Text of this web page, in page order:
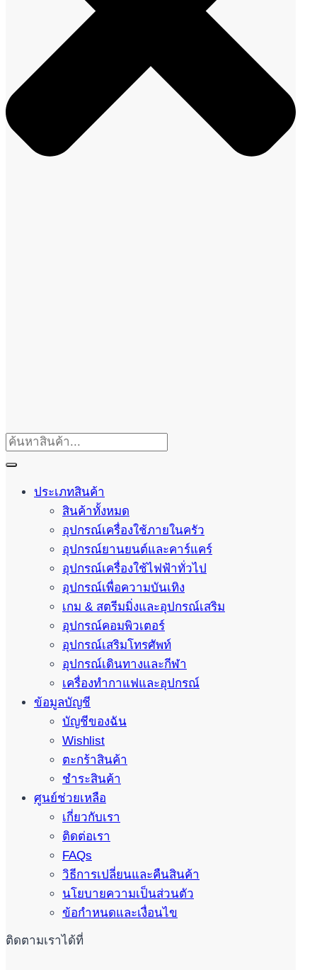
ประเภทสินค้า
สินค้าทั้งหมด
อุปกรณ์เครื่องใช้ภายในครัว
อุปกรณ์ยานยนต์และคาร์แคร์
อุปกรณ์เครื่องใช้ไฟฟ้าทั่วไป
อุปกรณ์เพื่อความบันเทิง
เกม & สตรีมมิ่งและอุปกรณ์เสริม
อุปกรณ์คอมพิวเตอร์
อุปกรณ์เสริมโทรศัพท์
อุปกรณ์เดินทางและกีฬา
เครื่องทำกาแฟและอุปกรณ์
ข้อมูลบัญชี
บัญชีของฉัน
Wishlist
ตะกร้าสินค้า
ชำระสินค้า
ศูนย์ช่วยเหลือ
เกี่ยวกับเรา
ติดต่อเรา
FAQs
วิธีการเปลี่ยนและคืนสินค้า
นโยบายความเป็นส่วนตัว
ข้อกำหนดและเงื่อนไข
ติดตามเราได้ที่